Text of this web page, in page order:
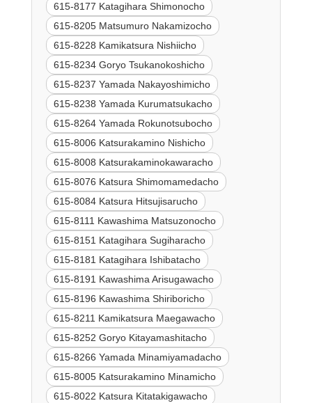
615-8177 Katagihara Shimonocho
615-8205 Matsumuro Nakamizocho
615-8228 Kamikatsura Nishiicho
615-8234 Goryo Tsukanokoshicho
615-8237 Yamada Nakayoshimicho
615-8238 Yamada Kurumatsukacho
615-8264 Yamada Rokunotsubocho
615-8006 Katsurakamino Nishicho
615-8008 Katsurakaminokawaracho
615-8076 Katsura Shimomamedacho
615-8084 Katsura Hitsujisarucho
615-8111 Kawashima Matsuzonocho
615-8151 Katagihara Sugiharacho
615-8181 Katagihara Ishibatacho
615-8191 Kawashima Arisugawacho
615-8196 Kawashima Shiriboricho
615-8211 Kamikatsura Maegawacho
615-8252 Goryo Kitayamashitacho
615-8266 Yamada Minamiyamadacho
615-8005 Katsurakamino Minamicho
615-8022 Katsura Kitatakigawacho